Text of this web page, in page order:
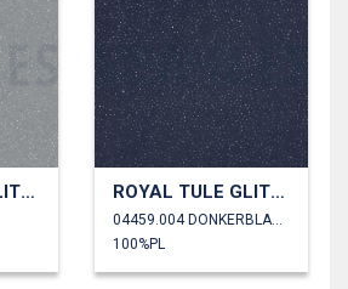
ROYAL TULE GLITTER ROYAL TULE GLITTER
04459.004 DONKERBLAUW/ZILVER
100%PL